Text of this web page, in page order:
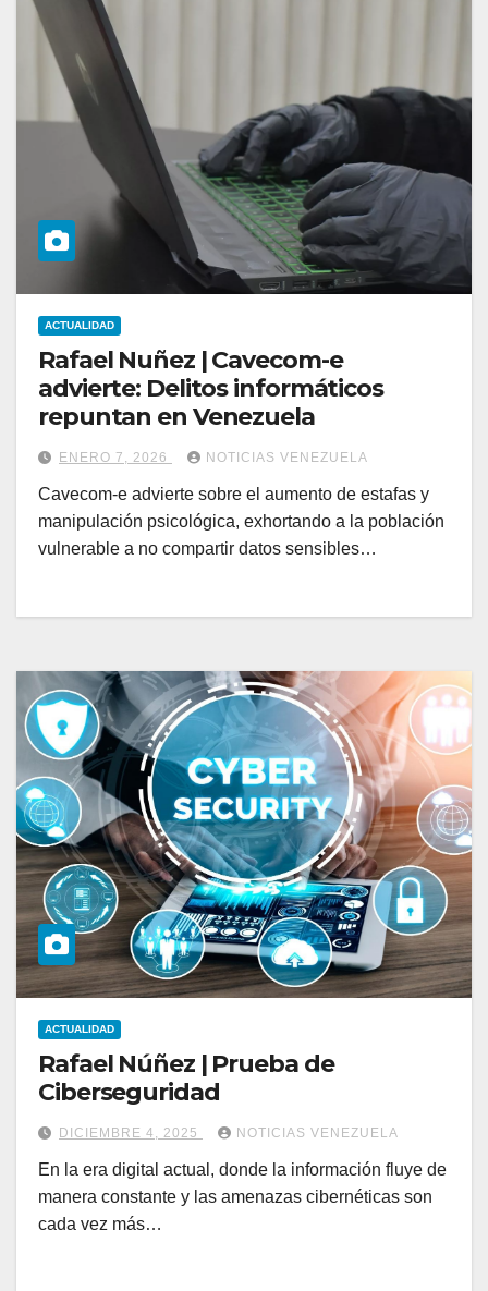
ACTUALIDAD
Rafael Nuñez | Cavecom-e
advierte: Delitos informáticos
repuntan en Venezuela
ENERO 7, 2026 NOTICIAS VENEZUELA
Cavecom-e advierte sobre el aumento de estafas y
manipulación psicológica, exhortando a la población
vulnerable a no compartir datos sensibles…
ACTUALIDAD
Rafael Núñez | Prueba de
Ciberseguridad
DICIEMBRE 4, 2025 NOTICIAS VENEZUELA
En la era digital actual, donde la información fluye de
manera constante y las amenazas cibernéticas son
cada vez más…